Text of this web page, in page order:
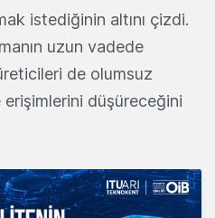
istediğinin altını çizdi.
uzun vadede
de olumsuz
düşüreceğini